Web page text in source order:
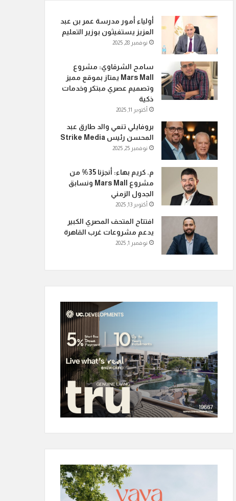
أولياء أمور مدرسة عمر بن عبد
العزيز يستغيثون بوزير التعليم
نوفمبر 28, 2025
سامح الشرقاوي: مشروع
Mars Mall يمتاز بموقع مميز
وتصميم عصري مبتكر وخدمات
ذكية
أكتوبر 11, 2025
بروفايلي تنعي والد طارق عبد
المحسن رئيس Strike Media
نوفمبر 25, 2025
م. كريم بهاء: أنجزنا 35% من
مشروع Mars Mall ونسابق
الجدول الزمني
أكتوبر 13, 2025
افتتاح المتحف المصري الكبير
يدعم مشروعات غرب القاهرة
نوفمبر 1, 2025